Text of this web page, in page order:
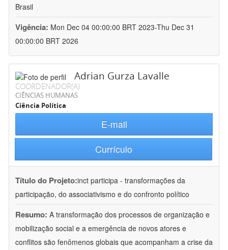
Brasil
Vigência: Mon Dec 04 00:00:00 BRT 2023-Thu Dec 31
00:00:00 BRT 2026
Adrian Gurza Lavalle
COORDENADOR(A)
CIÊNCIAS HUMANAS
Ciência Política
E-mail
Currículo
Título do Projeto:inct participa - transformações da
participação, do associativismo e do confronto político
Resumo: A transformação dos processos de organização e
mobilização social e a emergência de novos atores e
conflitos são fenômenos globais que acompanham a crise da